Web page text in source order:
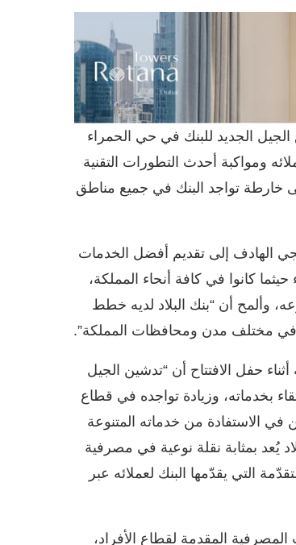
الجيل الجديد للبنك في حي الحمراء
ومواكبة أحدث التطورات التقنية
خارطة تواجد البنك في جميع مناطق
الهادف إلى تقديم أفضل الخدمات
كانوا في كافة أنحاء المملكة،
وألمح أن “بنك البلاد لديه خطط
في مختلف مدن ومحافظات المملكة”.
أثناء حفل الافتتاح أن “تدشين الجيل
بخدماته، وزيادة تواجده في قطاع
في الاستفادة من خدماته المتنوعة
يُعد بمثابة نقلة نوعية في مصرفية
التي يقدّمها البنك لعملائه عبر
المقدمة لقطاع الأفراد،